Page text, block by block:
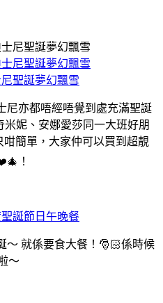
尼聖誕夢幻飄雪
尼亦都唔經唔覺到處充滿聖誕
米妮、安娜愛莎同一大班好朋
簡單，大家仲可以買到超靚
！
聖誕節日午晚餐
～ 就係要食大餐！🎅🏻係時候
～